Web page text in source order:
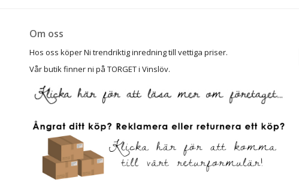
Om oss
Hos oss köper Ni trendriktig inredning till vettiga priser.
Vår butik finner ni på TORGET i Vinslöv.